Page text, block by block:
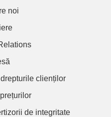
noi
clienților
de integritate